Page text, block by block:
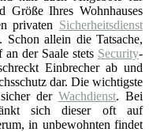
Größe Ihres Wohnhauses
privaten Sicherheitsdienst
allein die Tatsache,
der Saale stets Security-
Einbrecher ab und
dar. Die wichtigste
der Wachdienst. Bei
sich dieser oft auf
in unbewohnten findet